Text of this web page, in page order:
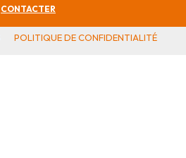
CONTACTER
POLITIQUE DE CONFIDENTIALITÉ